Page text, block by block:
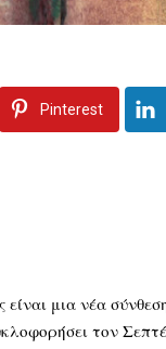
Pinterest
μια νέα
τον